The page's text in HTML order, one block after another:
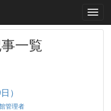
一覧
）
管理者